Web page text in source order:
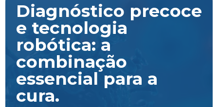
Diagnóstico precoce
e tecnologia
robótica: a
combinação
essencial para a
cura.